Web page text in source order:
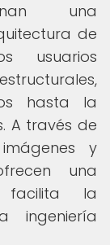
una
de
usuarios
hasta la
A través de
y
una
facilita la
ingeniería